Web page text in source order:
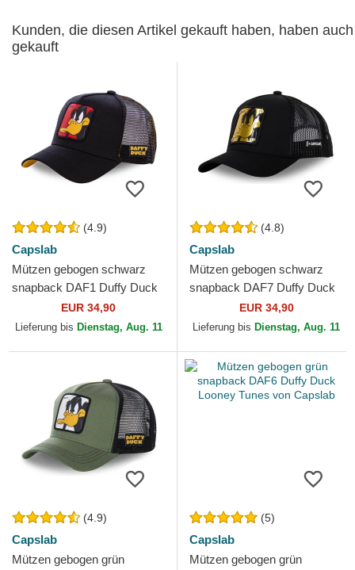
Kunden, die diesen Artikel gekauft haben, haben auch
gekauft
(4.9)
Capslab
Mützen gebogen schwarz
snapback DAF1 Duffy Duck
Looney Tunes von Capslab
EUR 34,90
Lieferung bis Dienstag, Aug. 11
(4.8)
Capslab
Mützen gebogen schwarz
snapback DAF7 Duffy Duck
Looney Tunes von Capslab
EUR 34,90
Lieferung bis Dienstag, Aug. 11
(4.9)
Capslab
Mützen gebogen grün
(5)
Capslab
Mützen gebogen grün